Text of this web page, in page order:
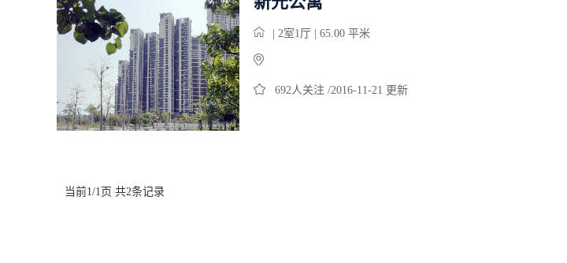
| 2室1厅 | 65.00 平米
692人关注 /2016-11-21 更新
当前1/1页 共2条记录